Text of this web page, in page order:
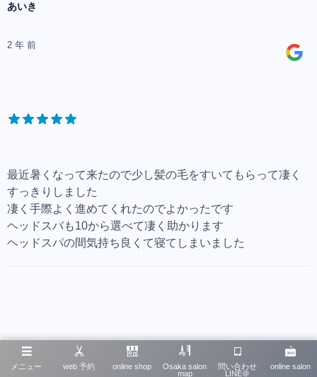
あいき
2 年 前
最近暑くなって来たので少し髪の毛をすいてもらって凄く
すっきりしました
凄く手際よく進めてくれたのでよかったです
ヘッドスバも10から選べて凄く助かります
ヘッドスパの間気持ち良くて寝てしまいました
イワタコウジってどんな人？
メニュー web 予約 online shop
Osaka salon
map
問い合わせ
LINE＠
online salon